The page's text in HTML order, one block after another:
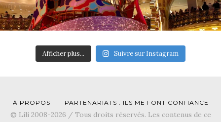
Afficher plus... Suivre sur Instagram
À PROPOS PARTENARIATS : ILS ME FONT CONFIANCE
© Lili 2008-2026 / Tous droits réservés. Les contenus de ce